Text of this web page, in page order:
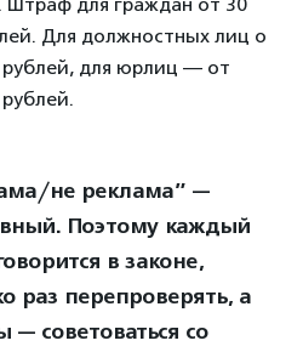
Для должностных лиц о
рублей, для юрлиц — от
не реклама” —
Поэтому каждый
в законе,
раз перепроверять, а
— советоваться со